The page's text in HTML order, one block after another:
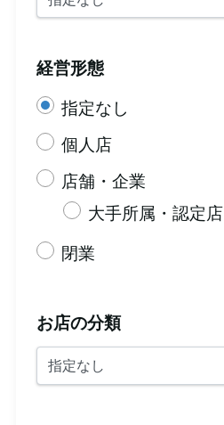
経営形態
指定なし
個人店
店舗・企業
大手所属・認定店
閉業
お店の分類